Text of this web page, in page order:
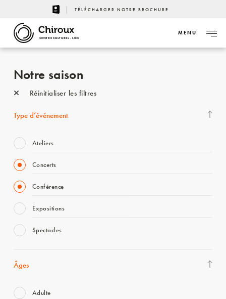
TÉLÉCHARGER NOTRE BROCHURE
CENTRE CULTUREL - LIÈGE
MENU
Notre saison
Réinitialiser les filtres
Type d’événement
Ateliers
Concerts
Conférence
Expositions
Spectacles
Âges
Adulte